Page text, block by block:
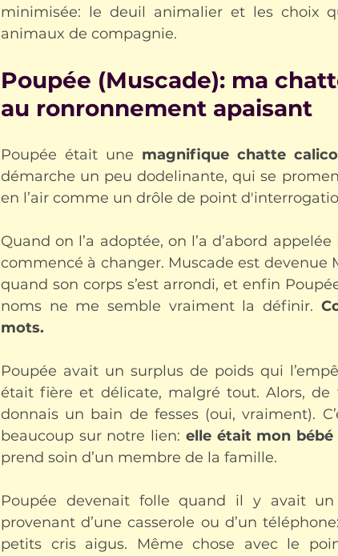
minimisée: le deuil animalier et les choix
animaux de compagnie.
Poupée (Muscade): ma
au ronronnement apaisant
Poupée était une magnifique chatte calico
démarche un peu dodelinante, qui se
en l’air comme un drôle de point
Quand on l’a adoptée, on l’a d’abord
commencé à changer. Muscade est devenue
quand son corps s’est arrondi, et enfin
noms ne me semble vraiment la définir.
mots.
Poupée avait un surplus de poids qui
était fière et délicate, malgré tout. Alors,
donnais un bain de fesses (oui, vraiment).
beaucoup sur notre lien: elle était mon bébé
prend soin d’un membre de la famille.
Poupée devenait folle quand il y avait
provenant d’une casserole ou d’un
petits cris aigus. Même chose avec le